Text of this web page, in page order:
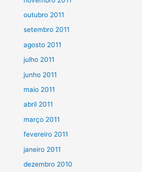
outubro 2011
setembro 2011
agosto 2011
julho 2011
junho 2011
maio 2011
abril 2011
março 2011
fevereiro 2011
janeiro 2011
dezembro 2010